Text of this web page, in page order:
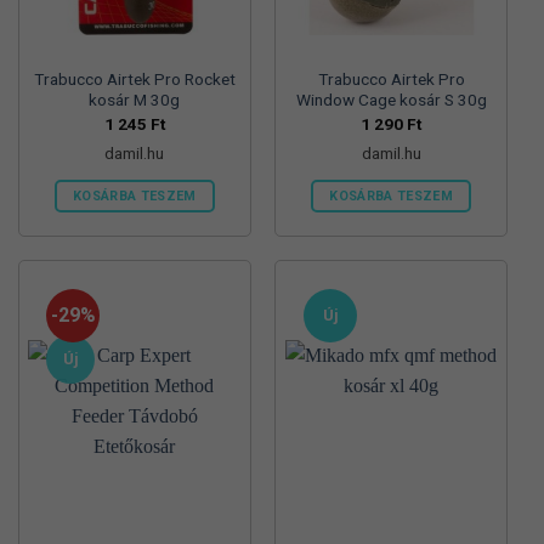
választhatók
ki
választhatók
Trabucco Airtek Pro Rocket
kosár M 30g
1 245 Ft
damil.hu
KOSÁRBA TESZEM
Trabucco Airtek Pro
Window Cage kosár S 30g
1 290 Ft
damil.hu
KOSÁRBA TESZEM
-29%
Új
Új